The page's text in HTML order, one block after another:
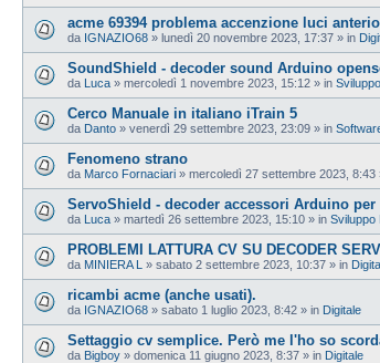
acme 69394 problema accenzione luci
da IGNAZIO68 » lunedì 20 novembre 2023, 17:37 » in
SoundShield - decoder sound Arduino
da Luca » mercoledì 1 novembre 2023, 15:12 » in
Cerco Manuale in italiano iTrain 5
da Danto » venerdì 29 settembre 2023, 23:09 » in
Fenomeno strano
da Marco Fornaciari » mercoledì 27 settembre 2023, 8:43
ServoShield - decoder accessori Arduino per
da Luca » martedì 26 settembre 2023, 15:10 » in Sviluppo
PROBLEMI LATTURA CV SU DECODER
da MINIERA L » sabato 2 settembre 2023, 10:37 » in
ricambi acme (anche usati).
da IGNAZIO68 » sabato 1 luglio 2023, 8:42 » in Digitale
Settaggio cv semplice. Però me l'ho so
da Bigboy » domenica 11 giugno 2023, 8:37 » in Digitale